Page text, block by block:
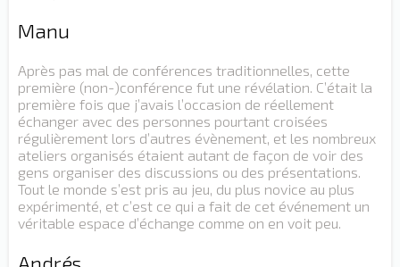
Manu
Après pas mal de conférences traditionnelles, cette
première (non-)conférence fut une révélation. C’était la
première fois que j’avais l’occasion de réellement
échanger avec des personnes pourtant croisées
régulièrement lors d’autres évènement, et les nombreux
ateliers organisés étaient autant de façon de voir des
gens organiser des discussions ou des présentations.
Tout le monde s’est pris au jeu, du plus novice au plus
expérimenté, et c’est ce qui a fait de cet événement un
véritable espace d’échange comme on en voit peu.
Andrés